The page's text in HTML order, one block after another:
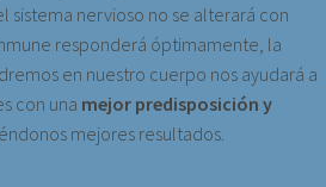
sistema nervioso no se alterará con
responderá óptimamente, la
en nuestro cuerpo nos ayudará a
con una mejor predisposición y
mejores resultados.